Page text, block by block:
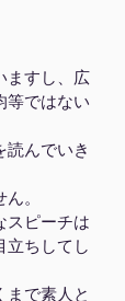
ますし、広
等ではない
読んでいき
。
スピーチは
立ちしてし
まで素人と